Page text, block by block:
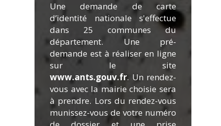
Une demande de carte
d’identité nationale s'effectue
dans 25 communes du
département. Une pré-
demande est à réaliser en ligne
sur le site
www.ants.gouv.fr. Un rendez-
vous avec la mairie choisie sera
à prendre. Lors du rendez-vous
munissez-vous de votre numéro